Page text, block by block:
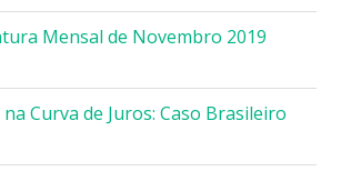
Mensal de Novembro 2019
Curva de Juros: Caso Brasileiro